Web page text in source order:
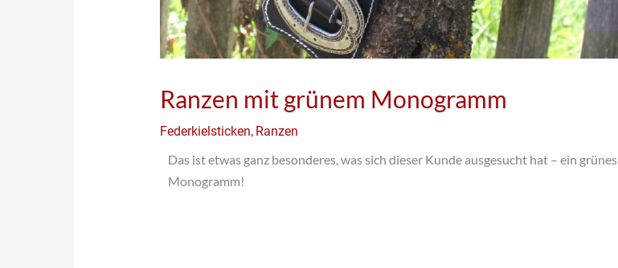
Ranzen mit grünem Monogramm
Federkielsticken, Ranzen
Das ist etwas ganz besonderes, was sich dieser Kunde ausgesucht hat – ein grünes
Monogramm!